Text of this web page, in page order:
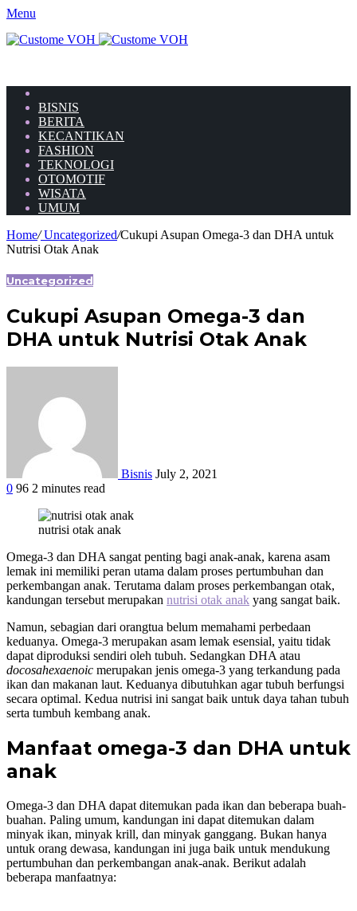
Menu
BISNIS
BERITA
KECANTIKAN
FASHION
TEKNOLOGI
OTOMOTIF
WISATA
UMUM
Home/Uncategorized/Cukupi Asupan Omega-3 dan DHA untuk
Nutrisi Otak Anak
Uncategorized
Cukupi Asupan Omega-3 dan
DHA untuk Nutrisi Otak Anak
Bisnis July 2, 2021
0 96 2 minutes read
nutrisi otak anak
Omega-3 dan DHA sangat penting bagi anak-anak, karena asam
lemak ini memiliki peran utama dalam proses pertumbuhan dan
perkembangan anak. Terutama dalam proses perkembangan otak,
kandungan tersebut merupakan nutrisi otak anak yang sangat baik.
Namun, sebagian dari orangtua belum memahami perbedaan
keduanya. Omega-3 merupakan asam lemak esensial, yaitu tidak
dapat diproduksi sendiri oleh tubuh. Sedangkan DHA atau
docosahexaenoic merupakan jenis omega-3 yang terkandung pada
ikan dan makanan laut. Keduanya dibutuhkan agar tubuh berfungsi
secara optimal. Kedua nutrisi ini sangat baik untuk daya tahan tubuh
serta tumbuh kembang anak.
Manfaat omega-3 dan DHA untuk
anak
Omega-3 dan DHA dapat ditemukan pada ikan dan beberapa buah-
buahan. Paling umum, kandungan ini dapat ditemukan dalam
minyak ikan, minyak krill, dan minyak ganggang. Bukan hanya
untuk orang dewasa, kandungan ini juga baik untuk mendukung
pertumbuhan dan perkembangan anak-anak. Berikut adalah
beberapa manfaatnya: